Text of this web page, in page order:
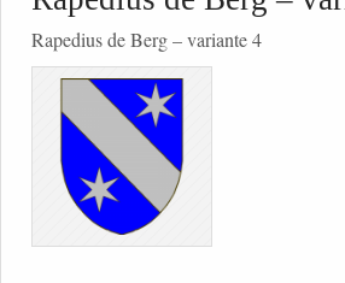
Rapedius de Berg – variante 4